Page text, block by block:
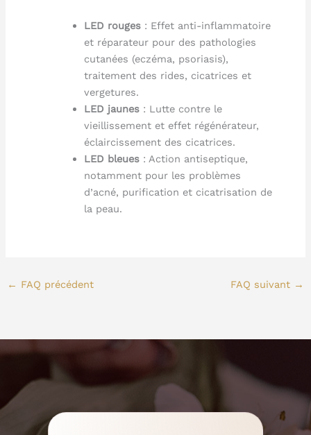
LED rouges : Effet anti-inflammatoire
et réparateur pour des pathologies
cutanées (eczéma, psoriasis),
traitement des rides, cicatrices et
vergetures.
LED jaunes : Lutte contre le
vieillissement et effet régénérateur,
éclaircissement des cicatrices.
LED bleues : Action antiseptique,
notamment pour les problèmes
d’acné, purification et cicatrisation de
la peau.
← FAQ précédent FAQ suivant →